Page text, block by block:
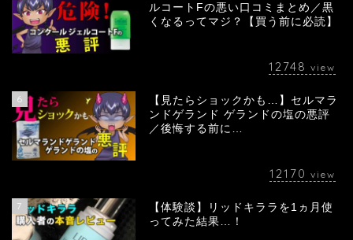
ルコートFの悪い口コミまとめ／黒
くなるってマジ？【買う前に必読】
12748 view
6
【見たらショックかも…】セルマラ
ンドゲランド ゲランドの塩の悪評
／後悔する前に…
12170 view
7
【体験談】リッドキララを1ヵ月使
ってみた結果…！